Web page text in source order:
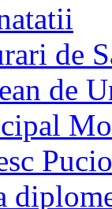
de
de